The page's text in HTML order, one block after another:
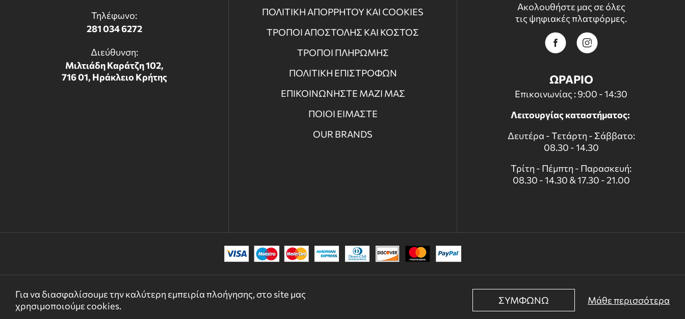
Για να διασφαλίσουμε την καλύτερη εμπειρία πλοήγησης, στο site μας
χρησιμοποιούμε cookies.
ΣΥΜΦΩΝΩ Μάθε περισσότερα
Τηλέφωνο:
281 034 6272
Διεύθυνση:
Μιλτιάδη Καράτζη 102,
716 01, Ηράκλειο Κρήτης
ΠΟΛΙΤΙΚΗ ΑΠΟΡΡΗΤΟΥ ΚΑΙ COOKIES
ΤΡΟΠΟΙ ΑΠΟΣΤΟΛΗΣ ΚΑΙ ΚΟΣΤΟΣ
ΤΡΟΠΟΙ ΠΛΗΡΩΜΗΣ
ΠΟΛΙΤΙΚΗ ΕΠΙΣΤΡΟΦΩΝ
ΕΠΙΚΟΙΝΩΝΗΣΤΕ ΜΑΖΙ ΜΑΣ
ΠΟΙΟΙ ΕΙΜΑΣΤΕ
OUR BRANDS
Ακολουθήστε μας σε όλες
τις ψηφιακές πλατφόρμες.
ΩΡΑΡΙΟ
Επικοινωνίας : 9:00 - 14:30
Λειτουργίας καταστήματος:
Δευτέρα - Τετάρτη - Σάββατο:
08.30 - 14.30
Τρίτη - Πέμπτη - Παρασκευή:
08.30 - 14.30 & 17.30 - 21.00
© 2022 - 2026 DECORDICASA.GR - ALL RIGHTS RESERVED